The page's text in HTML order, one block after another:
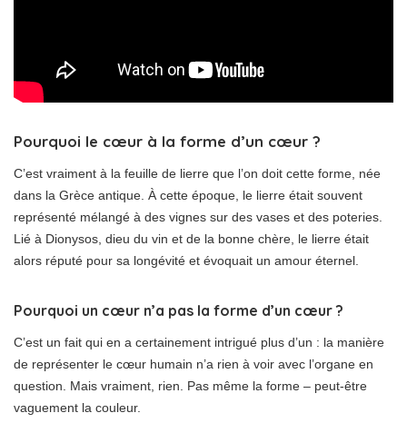
Pourquoi le cœur à la forme d’un cœur ?
C’est vraiment à la feuille de lierre que l’on doit cette forme, née
dans la Grèce antique. À cette époque, le lierre était souvent
représenté mélangé à des vignes sur des vases et des poteries.
Lié à Dionysos, dieu du vin et de la bonne chère, le lierre était
alors réputé pour sa longévité et évoquait un amour éternel.
Pourquoi un cœur n’a pas la forme d’un cœur ?
C’est un fait qui en a certainement intrigué plus d’un : la manière
de représenter le cœur humain n’a rien à voir avec l’organe en
question. Mais vraiment, rien. Pas même la forme – peut-être
vaguement la couleur.